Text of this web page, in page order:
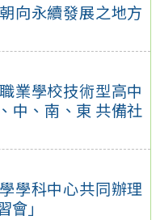
向永續發展之地方
業學校技術型高中
中、南、東 共備社
學科中心共同辦理
會」